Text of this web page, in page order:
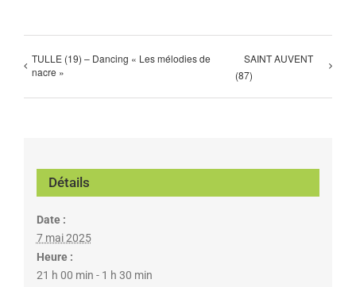
TULLE (19) – Dancing « Les mélodies de
nacre »
SAINT AUVENT
(87)
Détails
Date :
7 mai 2025
Heure :
21 h 00 min - 1 h 30 min